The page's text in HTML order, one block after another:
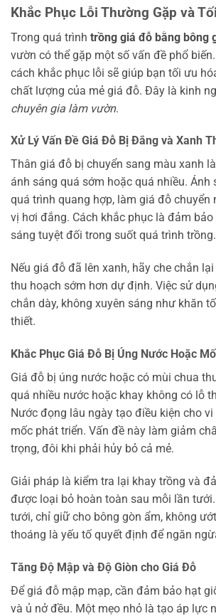
Khắc Phục Lỗi Thường Gặp và
Trong quá trình trồng giá đỗ bằng bông
vườn có thể gặp một số vấn đề phổ
cách khắc phục lỗi sẽ giúp bạn tối ưu
chất lượng của mẻ giá đỗ. Đây là kinh
chuyên gia làm vườn.
Xử Lý Vấn Đề Giá Đỗ Bị Đắng và Xanh
Thân giá đỗ bị chuyển sang màu xanh
ánh sáng quá sớm hoặc quá nhiều. Ánh
quá trình quang hợp, làm giá đỗ chuyển
vị hơi đắng. Cách khắc phục là đảm bảo
sáng tuyệt đối trong suốt quá trình trồng.
Nếu giá đỗ đã lên xanh, hãy che chắn
thu hoạch sớm hơn dự định. Việc sử
chắn dày, không xuyên sáng như khăn
thiết.
Khắc Phục Giá Đỗ Bị Úng Nước Hoặc
Giá đỗ bị úng nước hoặc có mùi chua
quá nhiều nước hoặc khay không có lỗ
Nước đọng lâu ngày tạo điều kiện cho
mốc phát triển. Vấn đề này làm giảm
trọng, đôi khi phải hủy bỏ cả mẻ.
Giải pháp là kiểm tra lại khay trồng và
được loại bỏ hoàn toàn sau mỗi lần
tưới, chỉ giữ cho bông gòn ẩm, không
thoáng là yếu tố quyết định để ngăn
Tăng Độ Mập và Độ Giòn cho Giá Đỗ
Để giá đỗ mập mạp, cần đảm bảo hạt
và ủ nở đều. Một mẹo nhỏ là tạo áp lực